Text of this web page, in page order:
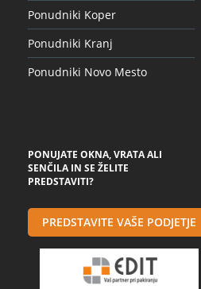
Ponudniki Koper
Ponudniki Kranj
Ponudniki Novo Mesto
PONUJATE OKNA, VRATA ALI
SENČILA IN SE ŽELITE
PREDSTAVITI?
PREDSTAVITE VAŠE PODJETJE